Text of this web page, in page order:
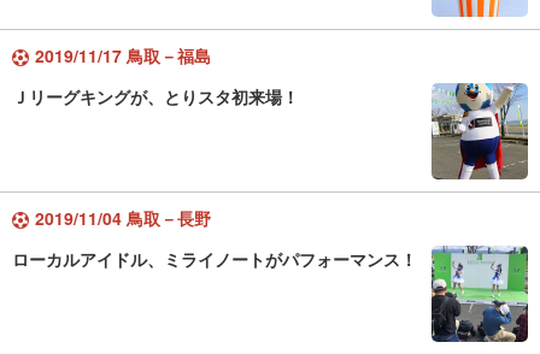
2019/11/17 鳥取－福島
Ｊリーグキングが、とりスタ初来場！
2019/11/04 鳥取－長野
ローカルアイドル、ミライノートがパフォーマンス！